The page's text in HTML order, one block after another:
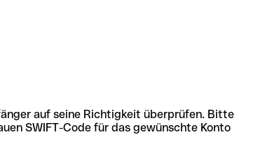
auf seine Richtigkeit überprüfen. Bitte
SWIFT-Code für das gewünschte Konto